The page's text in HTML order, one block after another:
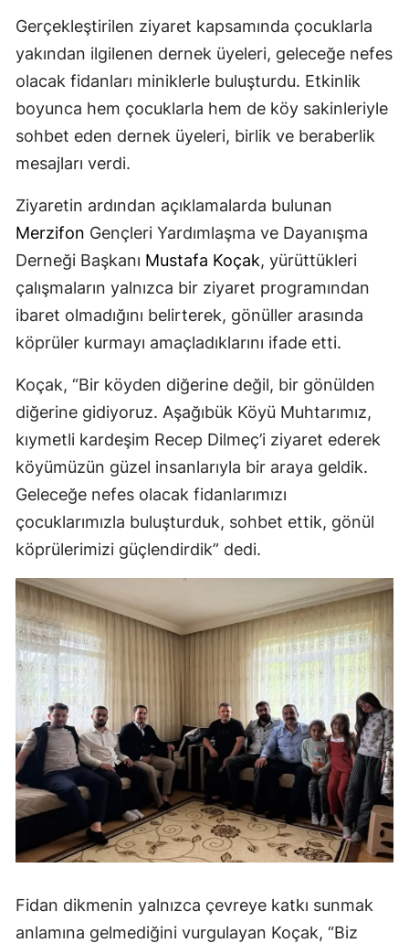
Gerçekleştirilen ziyaret kapsamında çocuklarla
yakından ilgilenen dernek üyeleri, geleceğe nefes
olacak fidanları miniklerle buluşturdu. Etkinlik
boyunca hem çocuklarla hem de köy sakinleriyle
sohbet eden dernek üyeleri, birlik ve beraberlik
mesajları verdi.
Ziyaretin ardından açıklamalarda bulunan
Merzifon Gençleri Yardımlaşma ve Dayanışma
Derneği Başkanı Mustafa Koçak, yürüttükleri
çalışmaların yalnızca bir ziyaret programından
ibaret olmadığını belirterek, gönüller arasında
köprüler kurmayı amaçladıklarını ifade etti.
Koçak, “Bir köyden diğerine değil, bir gönülden
diğerine gidiyoruz. Aşağıbük Köyü Muhtarımız,
kıymetli kardeşim Recep Dilmeç’i ziyaret ederek
köyümüzün güzel insanlarıyla bir araya geldik.
Geleceğe nefes olacak fidanlarımızı
çocuklarımızla buluşturduk, sohbet ettik, gönül
köprülerimizi güçlendirdik” dedi.
Fidan dikmenin yalnızca çevreye katkı sunmak
anlamına gelmediğini vurgulayan Koçak, “Biz